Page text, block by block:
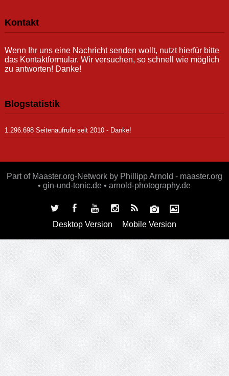
Kontakt
Wenn Ihr uns eine Nachricht senden wollt, nutzt hierfür bitte
das Kontaktformular. Wir versuchen, so schnell wie möglich
zu antworten! Danke!
Blogstatistik
1.296.698 Seitenaufrufe seit 2010 - Danke!
Part of Maaster.org-Network by Phillipp Arnold - maaster.org
• gin-und-tonic.de • arnold-photography.de
Desktop Version Mobile Version